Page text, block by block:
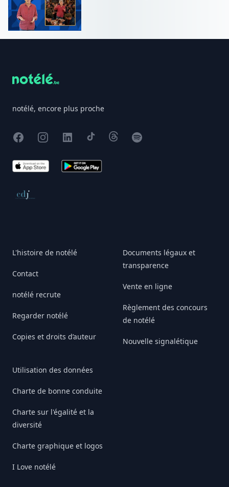
notélé, encore plus proche
FacebookInstagram
X TikTokThreadsSpotify
App Store Google Play
Conseil de déontologie journalistique
L'histoire de notélé
Contact
notélé recrute
Regarder notélé
Copies et droits d’auteur
Utilisation des données
Charte de bonne conduite
Charte sur l'égalité et la
diversité
Charte graphique et logos
I Love notélé
Documents légaux et
transparence
Vente en ligne
Règlement des concours
de notélé
Nouvelle signalétique